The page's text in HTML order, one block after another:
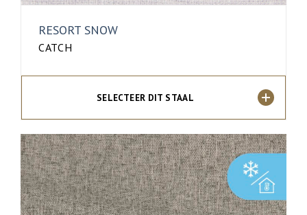
RESORT SNOW
CATCH
SELECTEER DIT STAAL